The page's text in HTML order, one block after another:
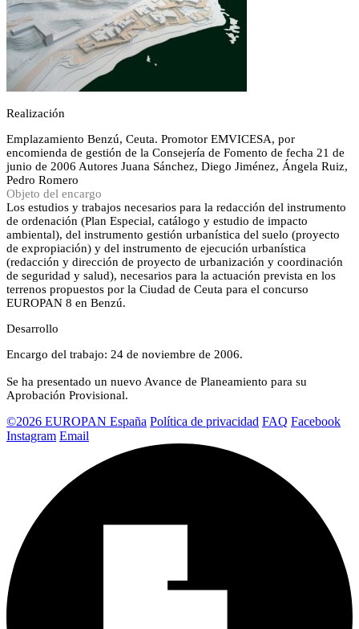
Realización
Emplazamiento Benzú, Ceuta. Promotor EMVICESA, por
encomienda de gestión de la Consejería de Fomento de fecha 21 de
junio de 2006 Autores Juana Sánchez, Diego Jiménez, Ángela Ruiz,
Pedro Romero
Objeto del encargo
Los estudios y trabajos necesarios para la redacción del instrumento
de ordenación (Plan Especial, catálogo y estudio de impacto
ambiental), del instrumento gestión urbanística del suelo (proyecto
de expropiación) y del instrumento de ejecución urbanística
(redacción y dirección de proyecto de urbanización y coordinación
de seguridad y salud), necesarios para la actuación prevista en los
terrenos propuestos por la Ciudad de Ceuta para el concurso
EUROPAN 8 en Benzú.
Desarrollo
Encargo del trabajo: 24 de noviembre de 2006.
Se ha presentado un nuevo Avance de Planeamiento para su
Aprobación Provisional.
©2026 EUROPAN España Política de privacidad FAQ Facebook
Instagram Email